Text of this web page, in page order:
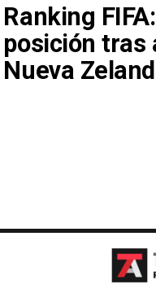
Ranking
posición tras
Nueva